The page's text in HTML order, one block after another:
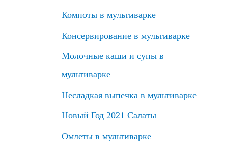
Компоты в мультиварке
Консервирование в мультиварке
Молочные каши и супы в
мультиварке
Несладкая выпечка в мультиварке
Новый Год 2021 Салаты
Омлеты в мультиварке